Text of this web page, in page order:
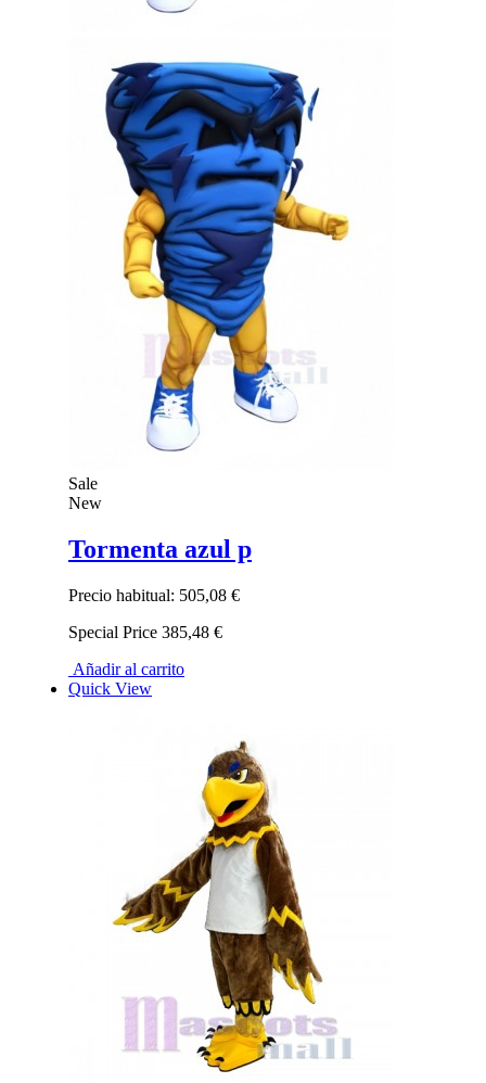
Sale
New
Tormenta azul p
Precio habitual: 505,08 €
Special Price 385,48 €
Añadir al carrito
Quick View